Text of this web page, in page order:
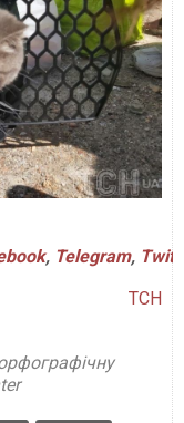
, Telegram,
ТСН